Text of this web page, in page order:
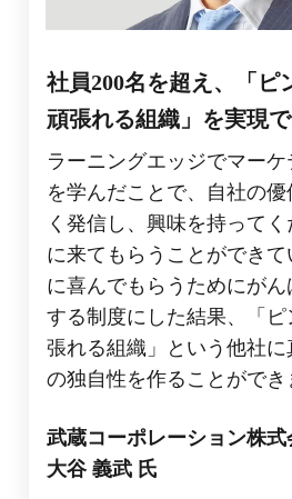
社員200名を超え、「ピ
頑張れる組織」を実現
ラーニングエッジでマー
を学んだことで、自社の
く発信し、興味を持って
に来てもらうことができて
に喜んでもらうためにが
する制度にした結果、「
張れる組織」という他社
の独自性を作ることができ
武蔵コーポレーション株
大谷 義武 氏